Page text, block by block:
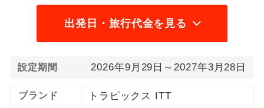
出発日・旅行代金を見る
設定期間 2026年9月29日～2027年3月28日
ブランド トラピックス ITT
ご夫婦限定
ご夫婦限定でご参加いただけるコースで
す。
女性限定でご参加いただけるコースで
年齢制限あり
です。